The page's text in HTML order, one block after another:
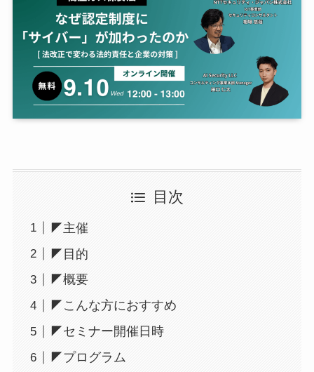
目次
◤主催
◤目的
◤概要
◤こんな方におすすめ
◤セミナー開催日時
◤プログラム